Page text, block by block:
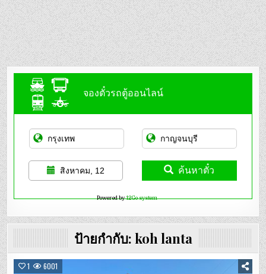
จองตั๋วรถตู้ออนไลน์
สิงหาคม, 12 ค้นหาตั๋ว
Powered by12Go system
ป้ายกำกับ: koh lanta
1 6001